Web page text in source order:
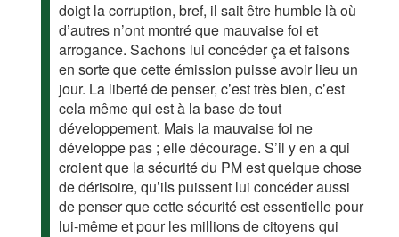
doigt la corruption, bref, il sait être humble là où
d’autres n’ont montré que mauvaise foi et
arrogance. Sachons lui concéder ça et faisons
en sorte que cette émission puisse avoir lieu un
jour. La liberté de penser, c’est très bien, c’est
cela même qui est à la base de tout
développement. Mais la mauvaise foi ne
développe pas ; elle décourage. S’il y en a qui
croient que la sécurité du PM est quelque chose
de dérisoire, qu’ils puissent lui concéder aussi
de penser que cette sécurité est essentielle pour
lui-même et pour les millions de citoyens qui